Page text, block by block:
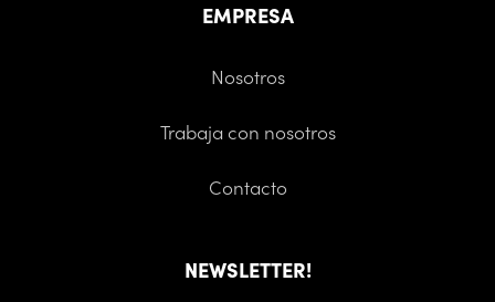
EMPRESA
Nosotros
Trabaja con nosotros
Contacto
NEWSLETTER!